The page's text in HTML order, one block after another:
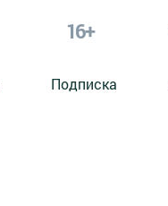
16+
Подписка